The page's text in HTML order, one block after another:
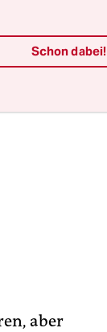
aber
Schon dabei!